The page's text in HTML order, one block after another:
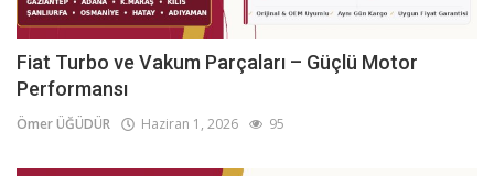
Fiat Turbo ve Vakum Parçaları – Güçlü Motor
Performansı
Ömer ÜĞÜDÜR Haziran 1, 2026 95